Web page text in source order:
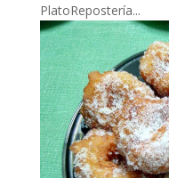
PlatoRepostería...